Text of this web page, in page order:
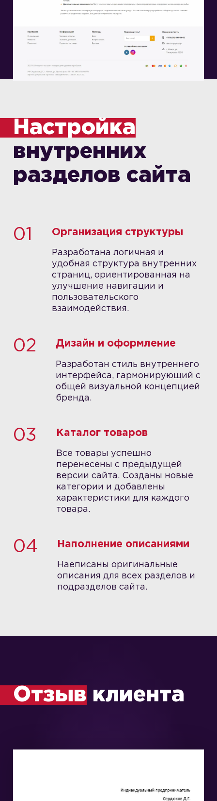
Настройка
внутренних
разделов сайта
01 Организация структуры
Разработана логичная и
удобная структура внутренних
страниц, ориентированная на
улучшение навигации и
пользовательского
взаимодействия.
02 Дизайн и оформление
Разработан стиль внутреннего
интерфейса, гармонирующий с
общей визуальной концепцией
бренда.
03 Каталог товаров
Все товары успешно
перенесены с предыдущей
версии сайта. Созданы новые
категории и добавлены
характеристики для каждого
товара.
04 Наполнение описаниями
Наеписаны оригинальные
описания для всех разделов и
подразделов сайта.
Отзыв клиента